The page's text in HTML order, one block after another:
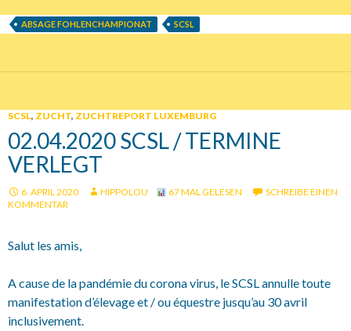
ABSAGE FOHLENCHAMPIONAT SCSL
SCSL, ZUCHT, ZUCHTREPORT LUXEMBURG
02.04.2020 SCSL / TERMINE
VERLEGT
6. APRIL 2020 HIPPOLOU 67 MAL GELESEN
SCHREIBE EINEN
KOMMENTAR
Salut les amis,
A cause de la pandémie du corona virus, le SCSL annulle toute
manifestation d’élevage et / ou équestre jusqu’au 30 avril
inclusivement.